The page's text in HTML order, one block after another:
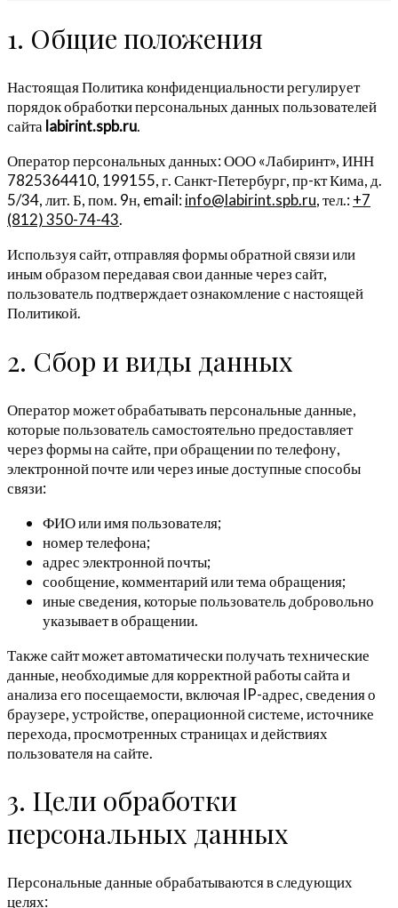
Политика
1. Общие положения
Настоящая Политика конфиденциальности регулирует
порядок обработки персональных данных пользователей
сайта labirint.spb.ru.
Оператор персональных данных: ООО «Лабиринт», ИНН
7825364410, 199155, г. Санкт-Петербург, пр-кт Кима, д.
5/34, лит. Б, пом. 9н, email:info@labirint.spb.ru, тел.:+7
(812) 350-74-43.
Используя сайт, отправляя формы обратной связи или
иным образом передавая свои данные через сайт,
пользователь подтверждает ознакомление с настоящей
Политикой.
2. Сбор и виды данных
Оператор может обрабатывать персональные данные,
которые пользователь самостоятельно предоставляет
через формы на сайте, при обращении по телефону,
электронной почте или через иные доступные способы
связи:
ФИО или имя пользователя;
номер телефона;
адрес электронной почты;
сообщение, комментарий или тема обращения;
иные сведения, которые пользователь добровольно
указывает в обращении.
Также сайт может автоматически получать технические
данные, необходимые для корректной работы сайта и
анализа его посещаемости, включая IP-адрес, сведения о
браузере, устройстве, операционной системе, источнике
перехода, просмотренных страницах и действиях
пользователя на сайте.
3. Цели обработки
персональных данных
Персональные данные обрабатываются в следующих
целях: